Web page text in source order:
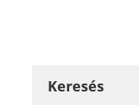
Keresés